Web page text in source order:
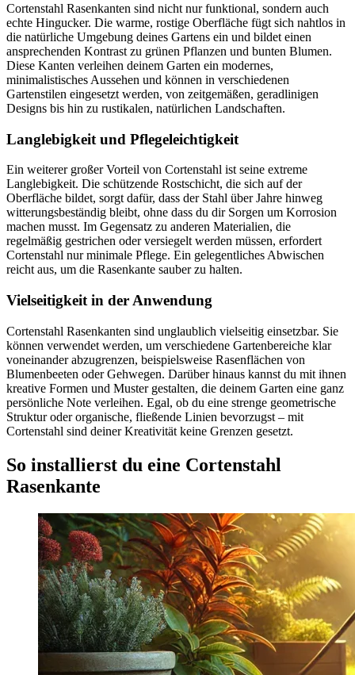
Cortenstahl Rasenkanten sind nicht nur funktional, sondern auch
echte Hingucker. Die warme, rostige Oberfläche fügt sich nahtlos in
die natürliche Umgebung deines Gartens ein und bildet einen
ansprechenden Kontrast zu grünen Pflanzen und bunten Blumen.
Diese Kanten verleihen deinem Garten ein modernes,
minimalistisches Aussehen und können in verschiedenen
Gartenstilen eingesetzt werden, von zeitgemäßen, geradlinigen
Designs bis hin zu rustikalen, natürlichen Landschaften.
Langlebigkeit und Pflegeleichtigkeit
Ein weiterer großer Vorteil von Cortenstahl ist seine extreme
Langlebigkeit. Die schützende Rostschicht, die sich auf der
Oberfläche bildet, sorgt dafür, dass der Stahl über Jahre hinweg
witterungsbeständig bleibt, ohne dass du dir Sorgen um Korrosion
machen musst. Im Gegensatz zu anderen Materialien, die
regelmäßig gestrichen oder versiegelt werden müssen, erfordert
Cortenstahl nur minimale Pflege. Ein gelegentliches Abwischen
reicht aus, um die Rasenkante sauber zu halten.
Vielseitigkeit in der Anwendung
Cortenstahl Rasenkanten sind unglaublich vielseitig einsetzbar. Sie
können verwendet werden, um verschiedene Gartenbereiche klar
voneinander abzugrenzen, beispielsweise Rasenflächen von
Blumenbeeten oder Gehwegen. Darüber hinaus kannst du mit ihnen
kreative Formen und Muster gestalten, die deinem Garten eine ganz
persönliche Note verleihen. Egal, ob du eine strenge geometrische
Struktur oder organische, fließende Linien bevorzugst – mit
Cortenstahl sind deiner Kreativität keine Grenzen gesetzt.
So installierst du eine Cortenstahl
Rasenkante